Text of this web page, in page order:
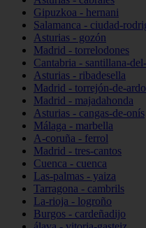
Gipuzkoa - hernani
Salamanca - ciudad-
Asturias - gozón
Madrid - torrelodones
Cantabria - santillana-
Asturias - ribadesella
Madrid - torrejón-de-
Madrid - majadahonda
Asturias - cangas-de-onís
Málaga - marbella
A-coruña - ferrol
Madrid - tres-cantos
Cuenca - cuenca
Las-palmas - yaiza
Tarragona - cambrils
La-rioja - logroño
Burgos - cardeñadijo